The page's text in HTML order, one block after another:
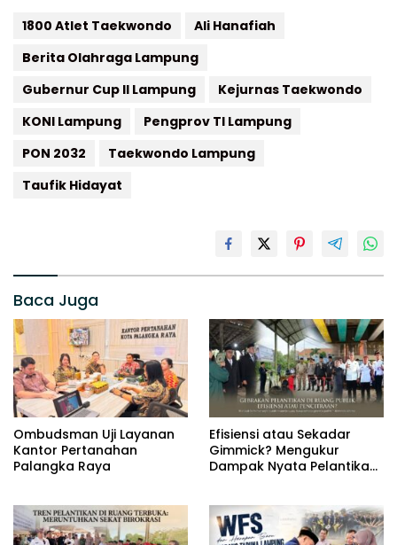
1800 Atlet Taekwondo
Ali Hanafiah
Berita Olahraga Lampung
Gubernur Cup II Lampung
Kejurnas Taekwondo
KONI Lampung
Pengprov TI Lampung
PON 2032
Taekwondo Lampung
Taufik Hidayat
Baca Juga
Ombudsman Uji Layanan
Kantor Pertanahan
Palangka Raya
Efisiensi atau Sekadar
Gimmick? Mengukur
Dampak Nyata Pelantikan